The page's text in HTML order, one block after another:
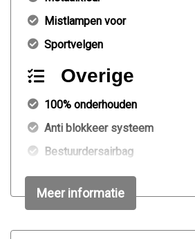
Mistlampen voor
Sportvelgen
Overige
100% onderhouden
Anti blokkeer systeem
Bestuurdersairbag
Onderhoudsboekje aanwezig
Passagiersairbag
Meer informatie